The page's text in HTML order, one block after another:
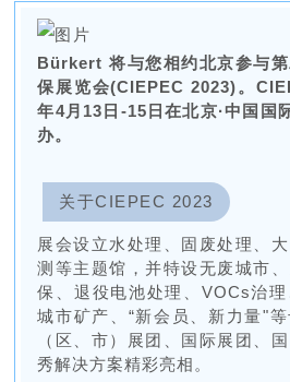
Bürkert 将与您相约北京参与
保展览会(CIEPEC 2023)。
年4月13日-15日在北京·中国国
办。
关于CIEPEC 2023
展会设立水处理、固废处理、
测等主题馆，并特设无废城市
保、退役电池处理、VOCs治理
城市矿产、“新会员、新力量"
（区、市）展团、国际展团、
秀解决方案精彩亮相。